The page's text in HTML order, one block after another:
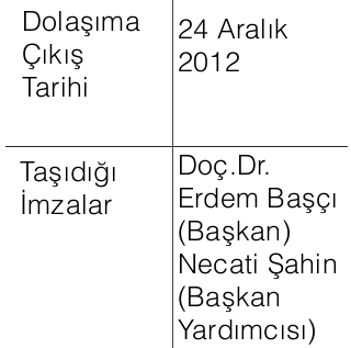
Dolaşıma
Çıkış
Tarihi
24 Aralık
2012
Taşıdığı
İmzalar
Doç.Dr.
Erdem Başçı
(Başkan)
Necati Şahin
(Başkan
Yardımcısı)